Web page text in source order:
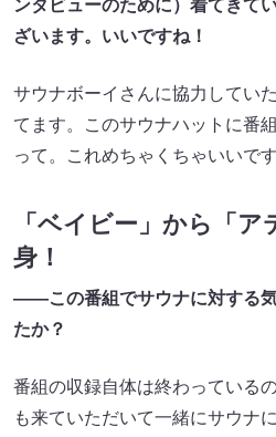
ンタビューのために）着てきて
ざいます。いいですね！
サウナボーイさんに協力してい
てます。このサウナハットに番
って。これめちゃくちゃいいで
「ベイビー」から「
身！
――この番組でサウナに対する
たか？
番組の収録自体は終わっている
も来ていただいて一緒にサウナ